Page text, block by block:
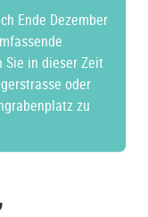
Ende Dezember
Sie in dieser Zeit
oder
zu